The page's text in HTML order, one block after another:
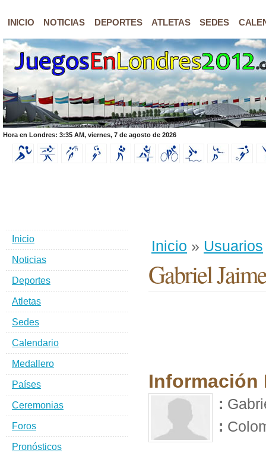
INICIO NOTICIAS DEPORTES ATLETAS SEDES
Hora en Londres: 3:35 AM, viernes, 7 de agosto de 2026
Inicio » Usuarios
Gabriel
Información
:
:
Inicio
Noticias
Deportes
Atletas
Sedes
Calendario
Medallero
Países
Ceremonias
Foros
Pronósticos